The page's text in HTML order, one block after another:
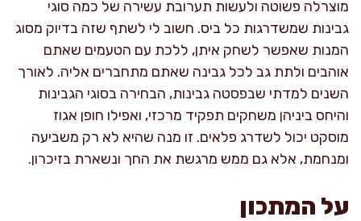
מוצרלה פשוטה ולעשות תערובת עשירה של כמה סוגי
גבינות שמשדרגות כל ביס. חשוב לי לשתף שזה בדיוק מסוג
המנות שאפשר לשחק איתן, ללכת עם הטעמים שאתם
אוהבים ולתת גב לכל גבינה שאתם מתחברים אליה. לאורך
השנים למדתי שבפסטה גבינות, הבחירה בסוגי הגבינות
והיחס ביניהן משחקים תפקיד מרכזי, ואפילו חופן אגוז
מוסקט יכול לשדרג פלאים. זו מנה שהיא לא רק משביעה
ומנחמת, אלא גם ממש מרגשת את החך ונשארת בזיכרון.
על המתכון